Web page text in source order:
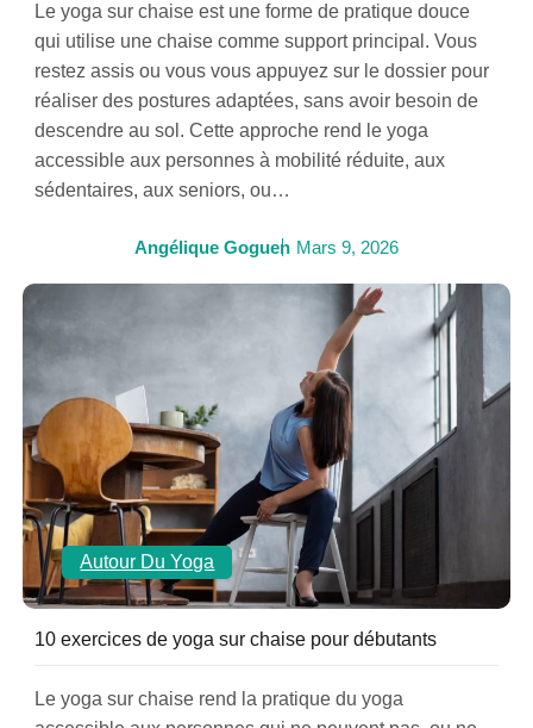
Le yoga sur chaise est une forme de pratique douce
qui utilise une chaise comme support principal. Vous
restez assis ou vous vous appuyez sur le dossier pour
réaliser des postures adaptées, sans avoir besoin de
descendre au sol. Cette approche rend le yoga
accessible aux personnes à mobilité réduite, aux
sédentaires, aux seniors, ou…
Angélique Goguen Mars 9, 2026
Autour Du Yoga
10 exercices de yoga sur chaise pour débutants
Le yoga sur chaise rend la pratique du yoga